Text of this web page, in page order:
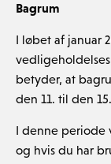
Bagrum
I løbet af januar
betyder, at
den 11. til den
I denne periode
og hvis du har